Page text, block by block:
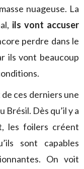
nuageuse. La
ils vont accuser
perdre dans le
ils vont beaucoup
ces derniers une
Dès qu’il y a
les foilers créent
sont capables
On voit